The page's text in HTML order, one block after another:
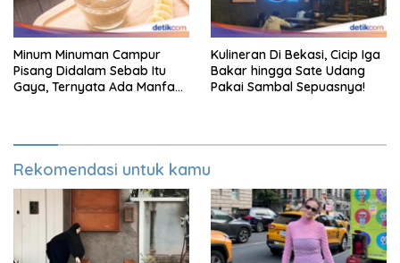
Minum Minuman Campur
Pisang Didalam Sebab Itu
Gaya, Ternyata Ada Manfaat
Kulineran Di Bekasi, Cicip Iga
Bakar hingga Sate Udang
Pakai Sambal Sepuasnya!
Rekomendasi untuk kamu